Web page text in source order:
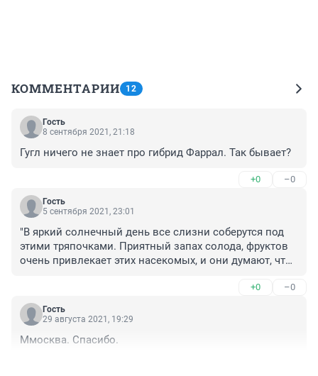
КОММЕНТАРИИ 12
Гость
8 сентября 2021, 21:18
Гугл ничего не знает про гибрид Фаррал. Так бывает?
+0 –0
Гость
5 сентября 2021, 23:01
"В яркий солнечный день все слизни соберутся под
этими тряпочками. Приятный запах солода, фруктов
очень привлекает этих насекомых, и они думают, что
давно слизни вдруг стали насекомыми?! Всегда были
моллюсками.
+0 –0
Гость
29 августа 2021, 19:29
Ммосква. Спасибо.